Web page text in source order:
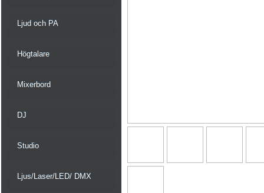
Ljud och PA
Högtalare
Mixerbord
DJ
Studio
Ljus/Laser/LED/ DMX